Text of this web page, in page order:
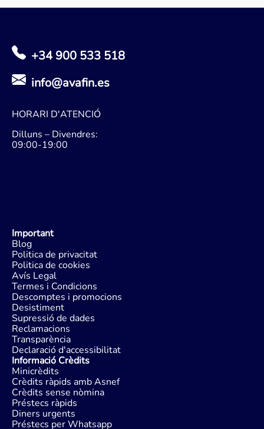
+34 900 533 518
info@avafin.es
HORARI D'ATENCIÓ
Dilluns – Divendres:
09:00-19:00
Important
Blog
Politica de privacitat
Politica de cookies
Avís Legal
Termes i Condicions
Descomptes i promocions
Desistiment
Supressió de dades
Reclamacions
Transparència
Declaració d'accessibilitat
Informació Crèdits
Minicrèdits
Crèdits ràpids amb Asnef
Crèdits sense nòmina
Préstecs ràpids
Diners urgents
Préstecs per Whatsapp